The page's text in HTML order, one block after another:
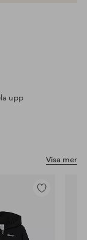
upp
Visa mer
Lägg